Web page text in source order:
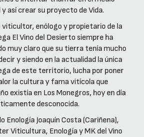
así crear su proyecto de Vida.
viticultor, enólogo y propietario de la
El Vino del Desierto siempre ha
muy claro que su tierra tenía mucho
y siendo en la actualidad la única
de este territorio, lucha por poner
la cultura y fama vitícola que
existía en Los Monegros, hoy en día
desconocida.
Enología Joaquín Costa (Cariñena),
Viticultura, Enología y MK del Vino